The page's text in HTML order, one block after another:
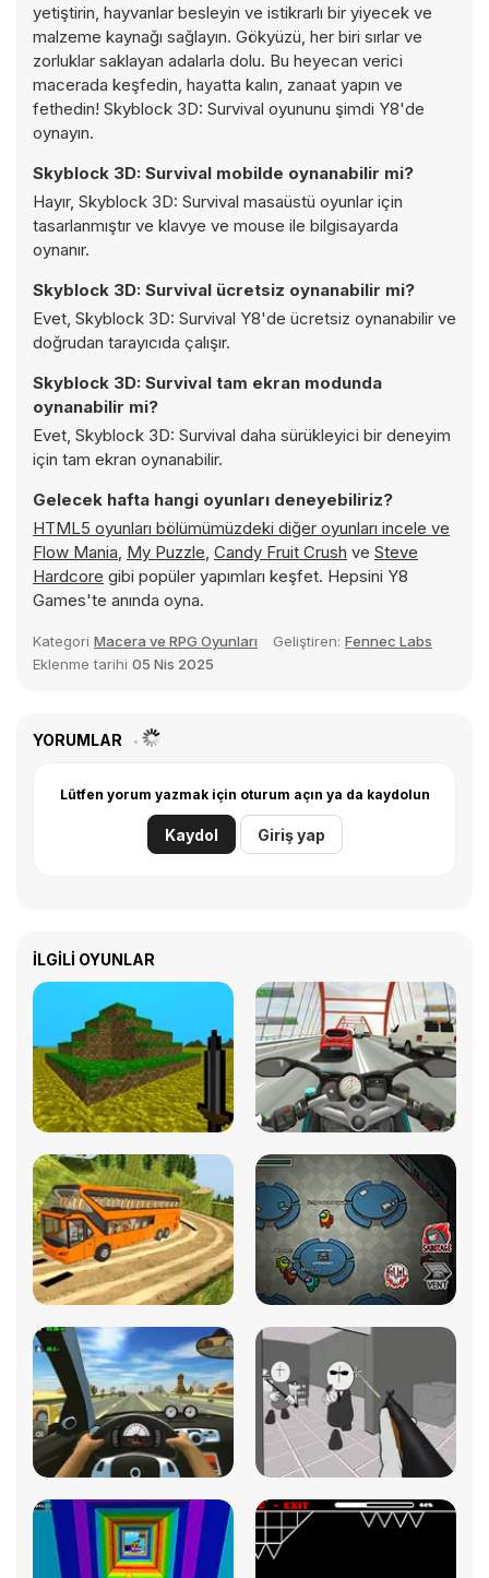
yetiştirin, hayvanlar besleyin ve istikrarlı bir yiyecek ve
malzeme kaynağı sağlayın. Gökyüzü, her biri sırlar ve
zorluklar saklayan adalarla dolu. Bu heyecan verici
macerada keşfedin, hayatta kalın, zanaat yapın ve
fethedin! Skyblock 3D: Survival oyununu şimdi Y8'de
oynayın.
Skyblock 3D: Survival mobilde oynanabilir mi?
Hayır, Skyblock 3D: Survival masaüstü oyunlar için
tasarlanmıştır ve klavye ve mouse ile bilgisayarda
oynanır.
Skyblock 3D: Survival ücretsiz oynanabilir mi?
Evet, Skyblock 3D: Survival Y8'de ücretsiz oynanabilir ve
doğrudan tarayıcıda çalışır.
Skyblock 3D: Survival tam ekran modunda
oynanabilir mi?
Evet, Skyblock 3D: Survival daha sürükleyici bir deneyim
için tam ekran oynanabilir.
Gelecek hafta hangi oyunları deneyebiliriz?
HTML5 oyunları bölümümüzdeki diğer oyunları incele ve
Flow Mania, My Puzzle, Candy Fruit Crush ve Steve
Hardcore gibi popüler yapımları keşfet. Hepsini Y8
Games'te anında oyna.
Kategori Macera ve RPG Oyunları Geliştiren: Fennec Labs
Eklenme tarihi 05 Nis 2025
YORUMLAR
Lütfen yorum yazmak için oturum açın ya da kaydolun
Kaydol Giriş yap
İLGILI OYUNLAR